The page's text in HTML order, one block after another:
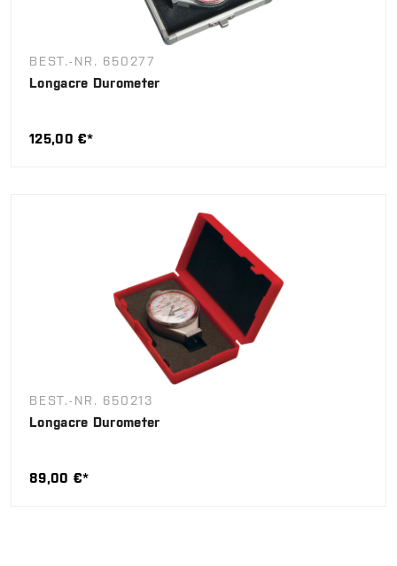
BEST.-NR. 650277
Longacre Durometer
125,00 €*
BEST.-NR. 650213
Longacre Durometer
89,00 €*